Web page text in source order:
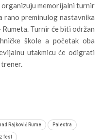
memorijalni turnir
rano preminulog nastavnika
Turnir će biti održan
škole a početak oba
utakmicu će odigrati
trener.
Rajković Rume Palestra
fest